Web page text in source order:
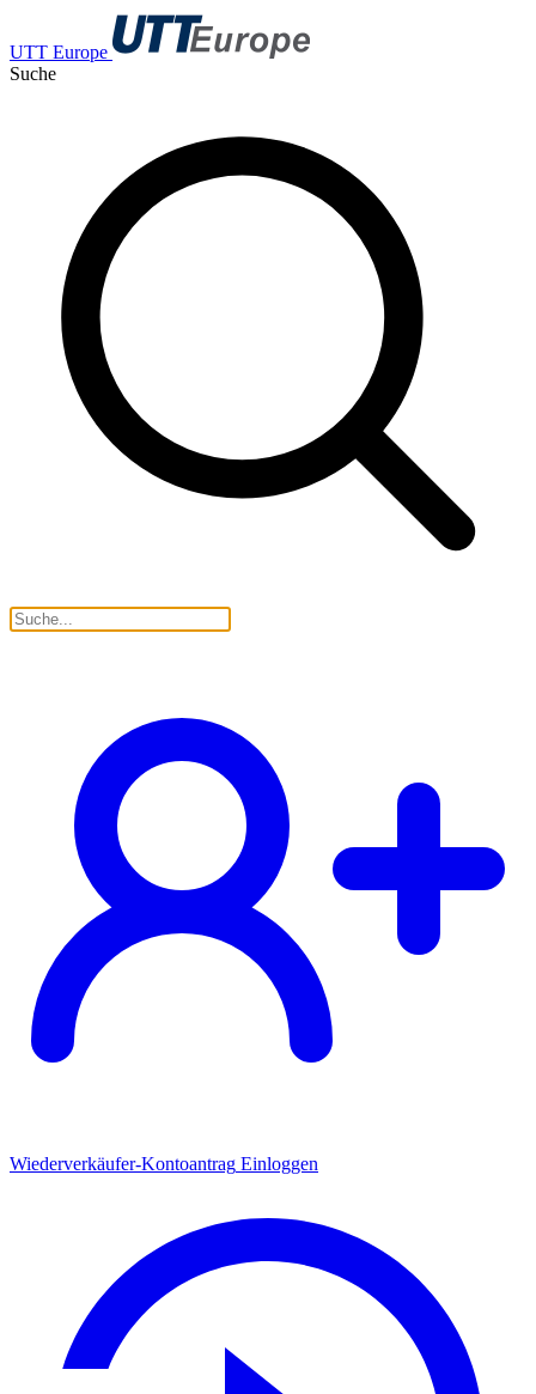
UTT Europe
Suche
Wiederverkäufer-Kontoantrag Einloggen